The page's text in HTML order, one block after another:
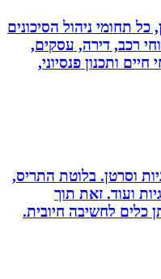
ניהול הסיכונים
דירה, עסקים,
פנסיוני,
בלוטת התריס,
זאת תוך
לחשיבה חיובית.